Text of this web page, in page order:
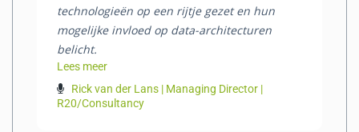
technologieën op een rijtje gezet en hun
mogelijke invloed op data-architecturen
belicht.
Lees meer
Rick van der Lans | Managing Director |
R20/Consultancy